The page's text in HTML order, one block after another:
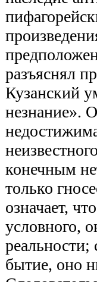
разъяснял
Кузанский
незнание».
конечным
только
означает,
условного,
бытие, оно